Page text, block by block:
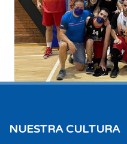
NUESTRA CULTURA